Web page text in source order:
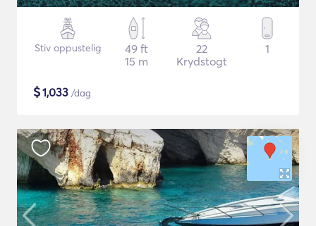
Stiv oppustelig
49 ft
15 m
22
Krydstogt
1
$1,033 /dag